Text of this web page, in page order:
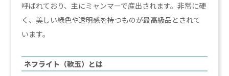
呼ばれており、主にミャンマーで産出されます。非常に硬
く、美しい緑色や透明感を持つものが最高級品とされて
います。
ネフライト（軟玉）とは